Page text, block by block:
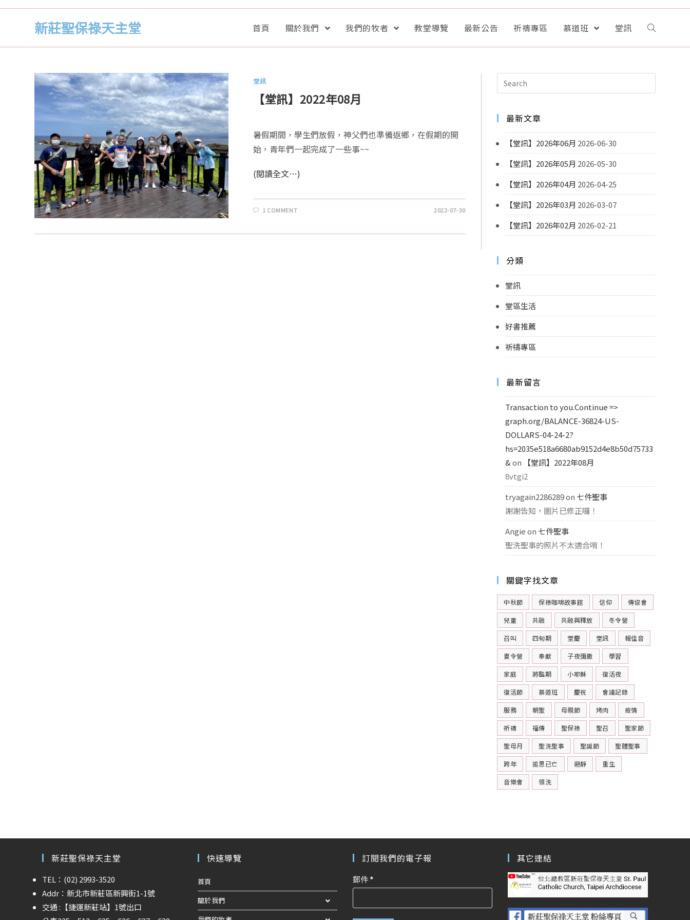
新莊聖保祿天主堂 首頁 關於我們 我們的牧者 教堂導覽 最新公告 祈禱專區 慕道班 堂訊
堂訊
【堂訊】2022年08月
暑假期間，學生們放假，神父們也準備返鄉，在假期的開
始，青年們一起完成了一些事~~
(閱讀全文…)
1 COMMENT 2022-07-30
最新文章
【堂訊】2026年06月 2026-06-30
【堂訊】2026年05月 2026-05-30
【堂訊】2026年04月 2026-04-25
【堂訊】2026年03月 2026-03-07
【堂訊】2026年02月 2026-02-21
分類
堂訊
堂區生活
好書推薦
祈禱專區
最新留言
Transaction to you.Continue =>
graph.org/BALANCE-36824-US-
DOLLARS-04-24-2?
hs=2035e518a6680ab9152d4e8b50d75733
&on
【堂訊】2022年08月
8vtgi2
tryagain2286289on七件聖事
謝謝告知，圖片已修正囉！
Angieon七件聖事
聖洗聖事的照片不太適合唷！
關鍵字找文章
中秋節 保祿咖啡故事館 信仰 傳協會
兒童 共融 共融與釋放 冬令營
召叫 四旬期 堂慶 堂訊 報佳音
夏令營 奉獻 子夜彌撒 學習
家庭 將臨期 小耶穌 復活夜
復活節 慕道班 慶祝 會議記錄
服務 朝聖 母親節 烤肉 疫情
祈禱 福傳 聖保祿 聖召 聖家節
聖母月 聖洗聖事 聖誕節 聖體聖事
跨年 追思已亡 避靜 重生
音樂會 領洗
新莊聖保祿天主堂
TEL：(02) 2993-3520
Addr：新北市新莊區新興街1-1號
交通 : 【捷運新莊站】 1號出口
快速導覽
首頁
關於我們
訂閱我們的電子報
郵件*
其它連結